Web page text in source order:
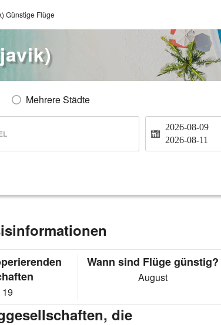
Günstige Flüge
Mehrere Städte
2026-08-09
2026-08-11
19
Wann sind Flüge günstig?
August
die